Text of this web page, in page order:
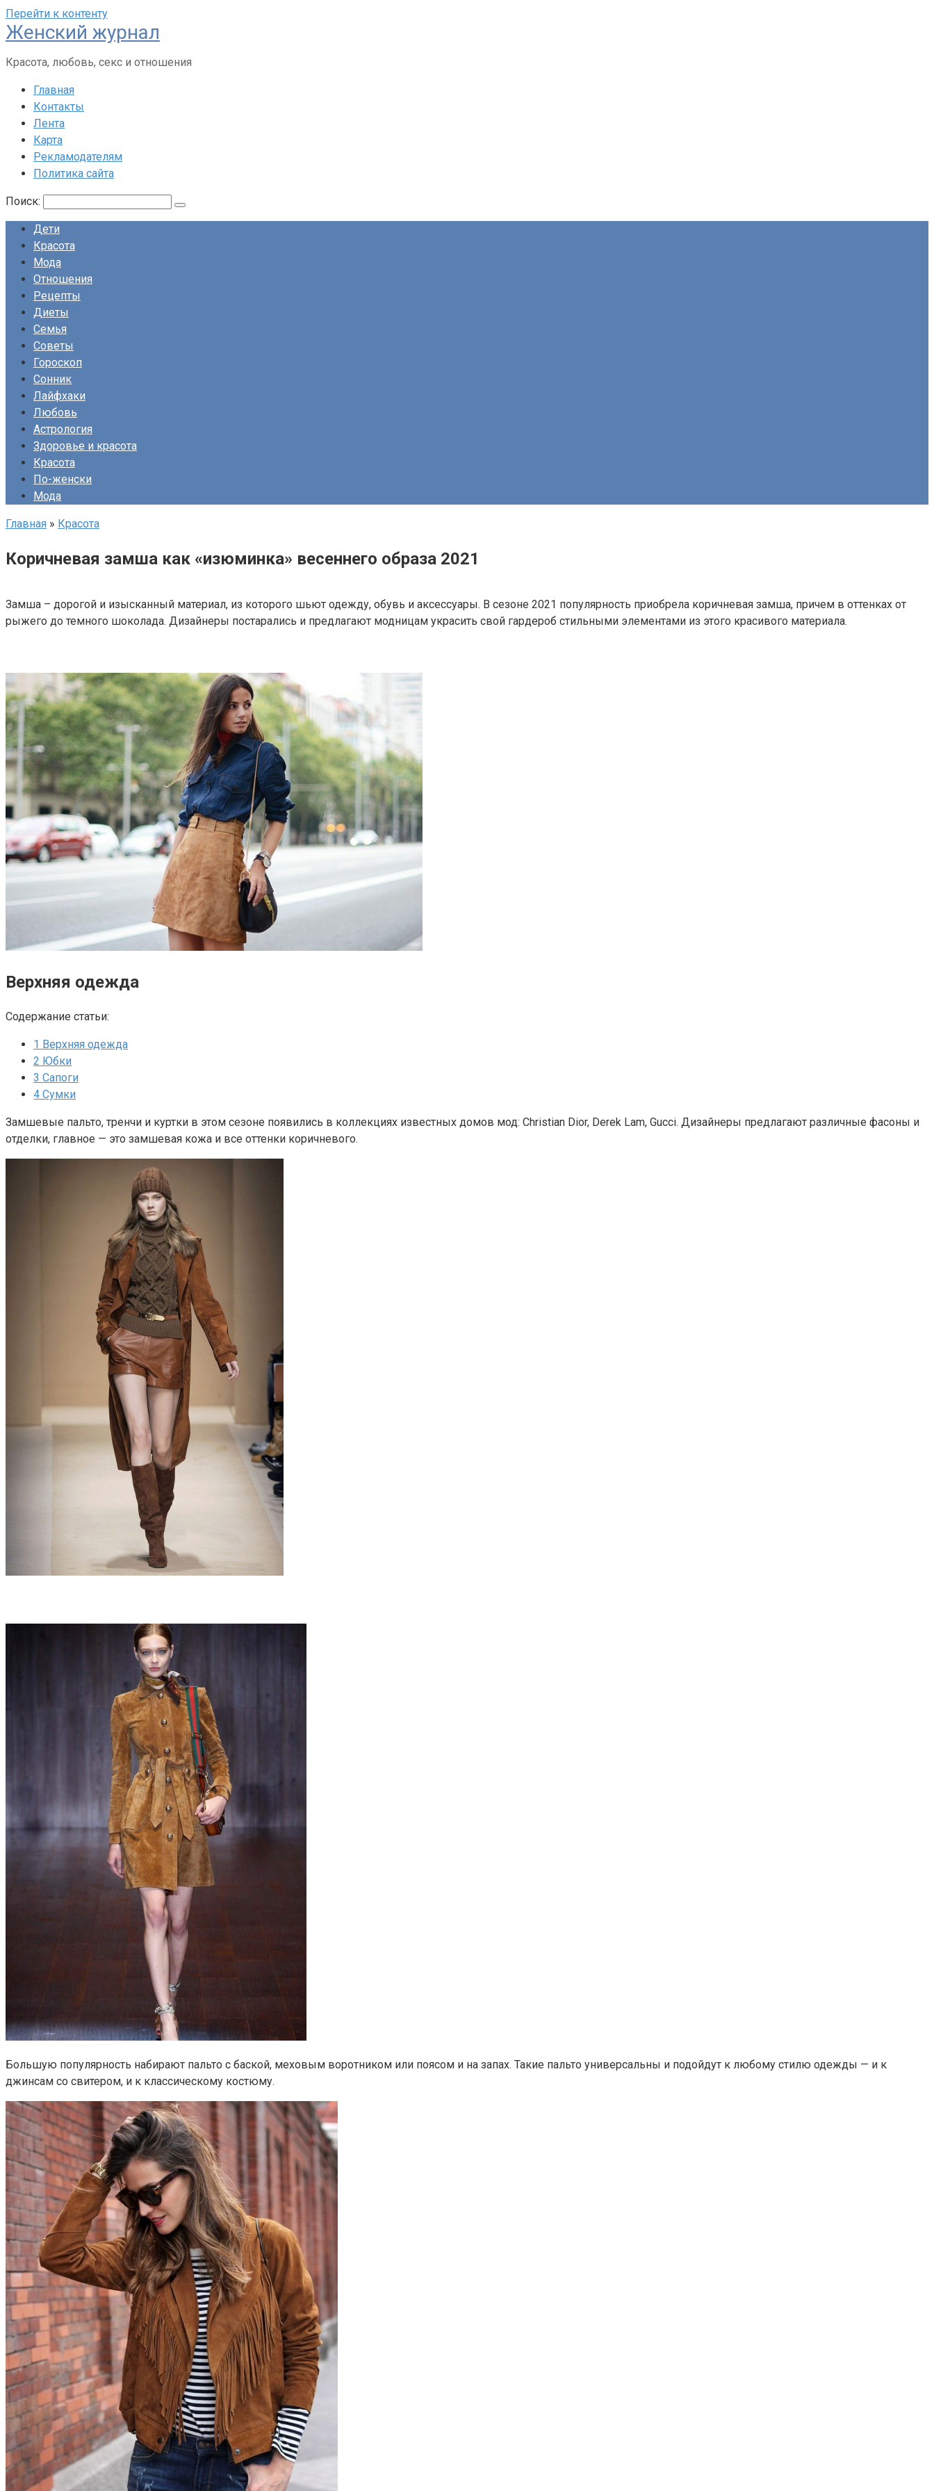
Перейти к контенту
Женский журнал
Красота, любовь, секс и отношения
Главная
Контакты
Лента
Карта
Рекламодателям
Политика сайта
Поиск:
Дети
Красота
Мода
Отношения
Рецепты
Диеты
Семья
Советы
Гороскоп
Сонник
Лайфхаки
Любовь
Астрология
Здоровье и красота
Красота
По-женски
Мода
Главная » Красота
Коричневая замша как «изюминка» весеннего образа 2021
Замша – дорогой и изысканный материал, из которого шьют одежду, обувь и аксессуары. В сезоне 2021 популярность приобрела коричневая замша, причем в оттенках от
рыжего до темного шоколада. Дизайнеры постарались и предлагают модницам украсить свой гардероб стильными элементами из этого красивого материала.
Верхняя одежда
Содержание статьи:
1 Верхняя одежда
2 Юбки
3 Сапоги
4 Сумки
Замшевые пальто, тренчи и куртки в этом сезоне появились в коллекциях известных домов мод: Christian Dior, Derek Lam, Gucci. Дизайнеры предлагают различные фасоны и
отделки, главное — это замшевая кожа и все оттенки коричневого.
Большую популярность набирают пальто с баской, меховым воротником или поясом и на запах. Такие пальто универсальны и подойдут к любому стилю одежды — и к
джинсам со свитером, и к классическому костюму.